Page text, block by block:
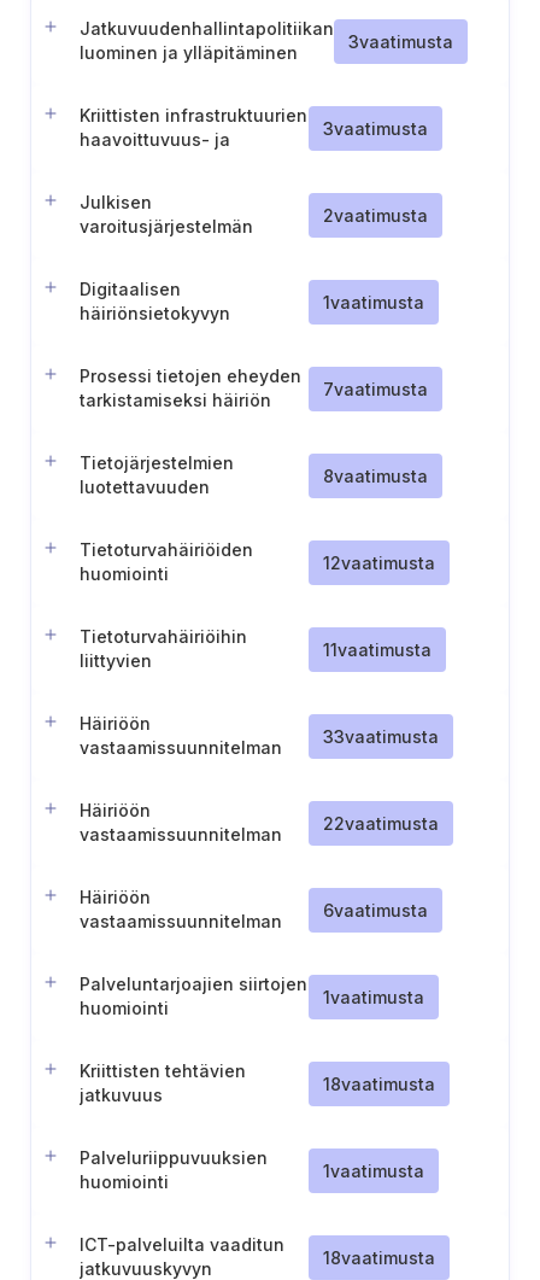
Jatkuvuudenhallintapolitiikan
luominen ja ylläpitäminen
3vaatimusta
Kriittisten infrastruktuurien
haavoittuvuus- ja
3vaatimusta
Julkisen
varoitusjärjestelmän
2vaatimusta
Digitaalisen
häiriönsietokyvyn
1vaatimusta
Prosessi tietojen eheyden
tarkistamiseksi häiriön
7vaatimusta
Tietojärjestelmien
luotettavuuden
8vaatimusta
Tietoturvahäiriöiden
huomiointi
12vaatimusta
Tietoturvahäiriöihin
liittyvien
11vaatimusta
Häiriöön
vastaamissuunnitelman
33vaatimusta
Häiriöön
vastaamissuunnitelman
22vaatimusta
Häiriöön
vastaamissuunnitelman
6vaatimusta
Palveluntarjoajien siirtojen
huomiointi
1vaatimusta
Kriittisten tehtävien
jatkuvuus
18vaatimusta
Palveluriippuvuuksien
huomiointi
1vaatimusta
ICT-palveluilta vaaditun
jatkuvuuskyvyn
18vaatimusta